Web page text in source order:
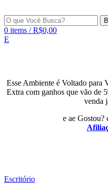
0 items / R$0,00
E
Esse Ambiente é Voltado para
Extra com ganhos que vão de
venda
e ae Gostou?
Escritório